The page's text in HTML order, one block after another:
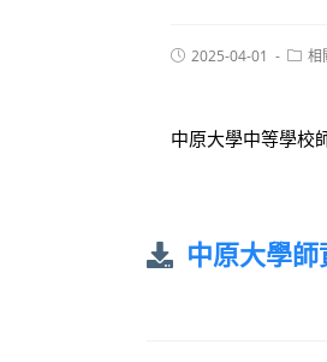
2025-04-01 相
中原大學中等學校
中原大學